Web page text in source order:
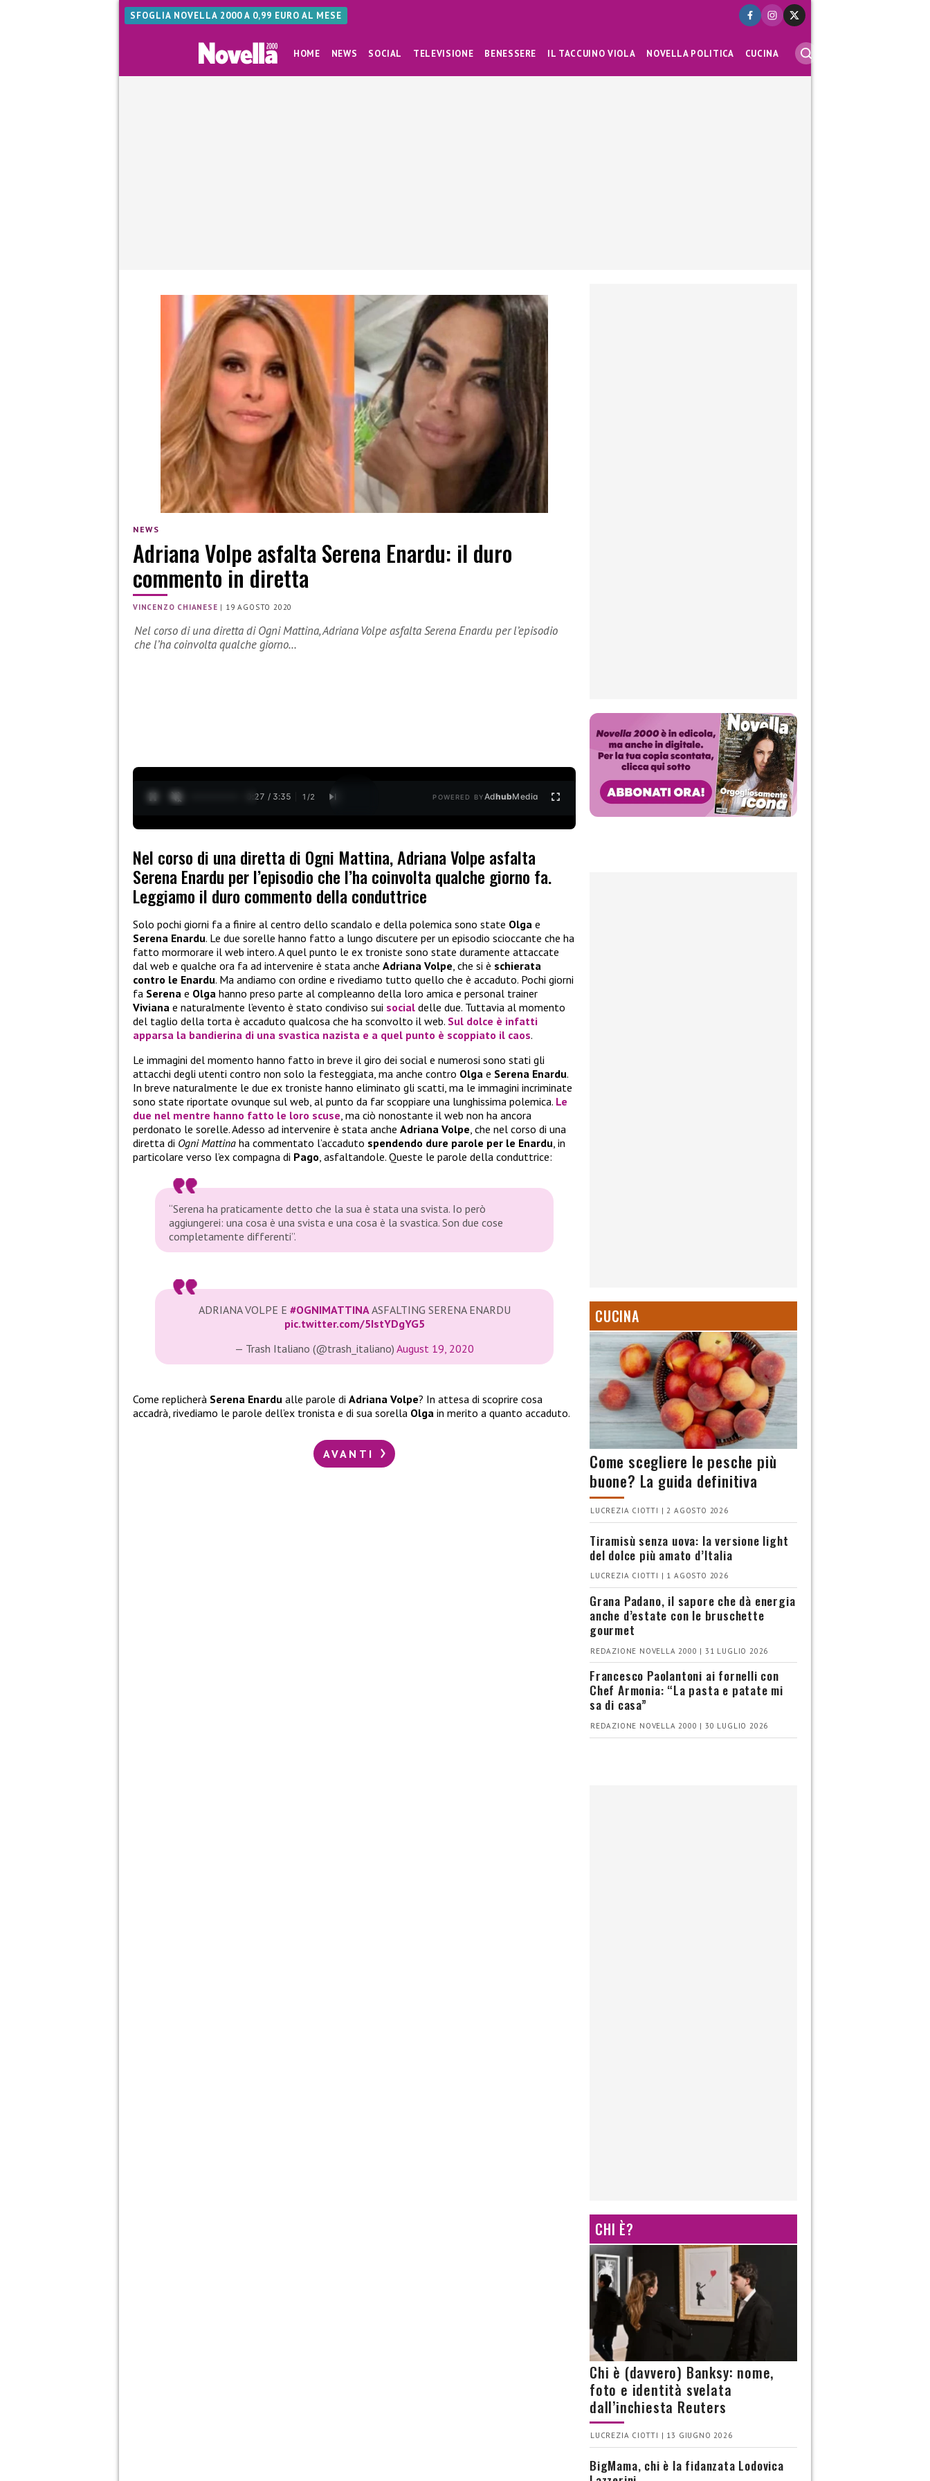
SFOGLIA NOVELLA 2000 A 0,99 EURO AL MESE
HOME NEWS SOCIAL TELEVISIONE BENESSERE IL TACCUINO VIOLA NOVELLA POLITICA CUCINA
NEWS
Adriana Volpe asfalta Serena Enardu: il duro
commento in diretta
VINCENZO CHIANESE | 19 AGOSTO 2020
Nel corso di una diretta di Ogni Mattina, Adriana Volpe asfalta Serena Enardu per l’episodio
che l’ha coinvolta qualche giorno…
0:28 / 3:35 1 /2 POWERED BYAdhubMedia
Nel corso di una diretta di Ogni Mattina, Adriana Volpe asfalta
Serena Enardu per l’episodio che l’ha coinvolta qualche giorno fa.
Leggiamo il duro commento della conduttrice
Solo pochi giorni fa a finire al centro dello scandalo e della polemica sono state Olga e
Serena Enardu. Le due sorelle hanno fatto a lungo discutere per un episodio scioccante che ha
fatto mormorare il web intero. A quel punto le ex troniste sono state duramente attaccate
dal web e qualche ora fa ad intervenire è stata anche Adriana Volpe, che si è schierata
contro le Enardu. Ma andiamo con ordine e rivediamo tutto quello che è accaduto. Pochi giorni
fa Serena e Olga hanno preso parte al compleanno della loro amica e personal trainer
Viviana e naturalmente l’evento è stato condiviso sui social delle due. Tuttavia al momento
del taglio della torta è accaduto qualcosa che ha sconvolto il web. Sul dolce è infatti
apparsa la bandierina di una svastica nazista e a quel punto è scoppiato il caos.
Le immagini del momento hanno fatto in breve il giro dei social e numerosi sono stati gli
attacchi degli utenti contro non solo la festeggiata, ma anche contro Olga e Serena Enardu.
In breve naturalmente le due ex troniste hanno eliminato gli scatti, ma le immagini incriminate
sono state riportate ovunque sul web, al punto da far scoppiare una lunghissima polemica. Le
due nel mentre hanno fatto le loro scuse, ma ciò nonostante il web non ha ancora
perdonato le sorelle. Adesso ad intervenire è stata anche Adriana Volpe, che nel corso di una
diretta di Ogni Mattina ha commentato l’accaduto spendendo dure parole per le Enardu, in
particolare verso l’ex compagna di Pago, asfaltandole. Queste le parole della conduttrice:
“Serena ha praticamente detto che la sua è stata una svista. Io però
aggiungerei: una cosa è una svista e una cosa è la svastica. Son due cose
completamente differenti”.
ADRIANA VOLPE E #OGNIMATTINAASFALTING SERENA ENARDU
pic.twitter.com/5IstYDgYG5
— Trash Italiano (@trash_italiano) August 19, 2020
Come replicherà Serena Enardu alle parole di Adriana Volpe? In attesa di scoprire cosa
accadrà, rivediamo le parole dell’ex tronista e di sua sorella Olga in merito a quanto accaduto.
AVANTI
CUCINA
Come scegliere le pesche più
buone? La guida definitiva
LUCREZIA CIOTTI | 2 AGOSTO 2026
Tiramisù senza uova: la versione light
del dolce più amato d’Italia
LUCREZIA CIOTTI | 1 AGOSTO 2026
Grana Padano, il sapore che dà energia
anche d’estate con le bruschette
gourmet
REDAZIONE NOVELLA 2000 | 31 LUGLIO 2026
Francesco Paolantoni ai fornelli con
Chef Armonia: “La pasta e patate mi
sa di casa”
REDAZIONE NOVELLA 2000 | 30 LUGLIO 2026
CHI È?
Chi è (davvero) Banksy: nome,
foto e identità svelata
dall’inchiesta Reuters
LUCREZIA CIOTTI | 13 GIUGNO 2026
BigMama, chi è la fidanzata Lodovica